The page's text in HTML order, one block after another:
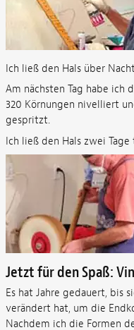
Ich ließ den Hals über
Am nächsten Tag habe ich
320 Körnungen nivelliert
gespritzt.
Ich ließ den Hals zwei
Jetzt für den Spaß:
Es hat Jahre gedauert, bis
verändert hat, um die
Nachdem ich die Formen